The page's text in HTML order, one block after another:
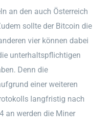
an den auch Österreich
sollte der Bitcoin die
vier können dabei
unterhaltspflichtigen
Denn die
einer weiteren
langfristig nach
an werden die Miner